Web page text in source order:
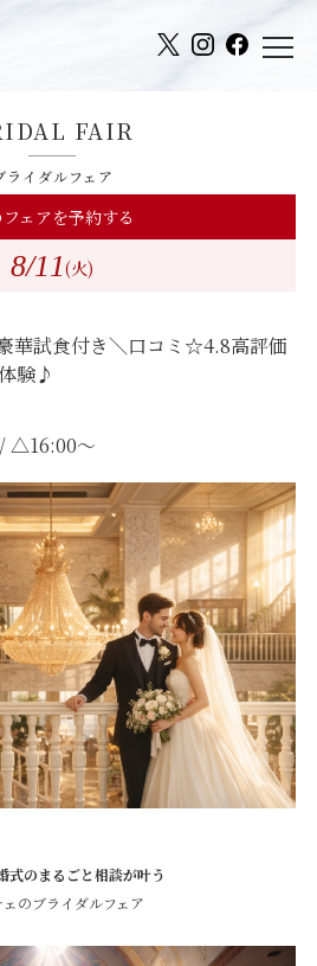
FAIR
ライダルフェア
フェアを予約する
8/11(火)
華試食付き＼口コミ☆4.8高評価
験♪
△16:00～
式のまるごと相談が叶う
ェのブライダルフェア